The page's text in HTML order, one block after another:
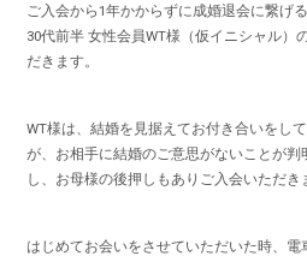
ご入会から1年かからずに成婚退会に繋げ
30代前半 女性会員WT様（仮イニシャル）
だきます。
WT様は、結婚を見据えてお付き合いをし
が、お相手に結婚のご意思がないことが
し、お母様の後押しもありご入会いただき
はじめてお会いをさせていただいた時、